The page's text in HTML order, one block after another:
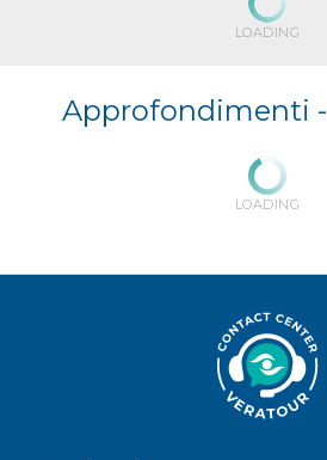
LOADING
Approfondimenti -
LOADING